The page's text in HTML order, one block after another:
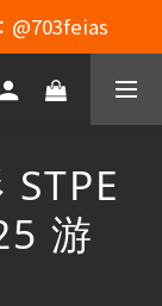
@703feias
@703feias
@703feias
游